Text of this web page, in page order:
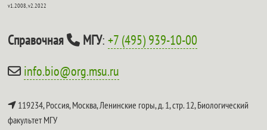
v1.2008, v2.2022
Справочная МГУ:+7 (495) 939-10-00
info.bio@org.msu.ru
119234, Россия, Москва, Ленинские горы, д. 1, стр. 12,Биологический
факультет МГУ